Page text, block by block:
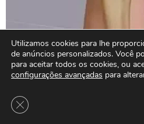
Utilizamos cookies para lhe
de anúncios personalizados. Você
para aceitar todos os cookies, ou
configurações avançadas para
Close GDPR Cookie Banner